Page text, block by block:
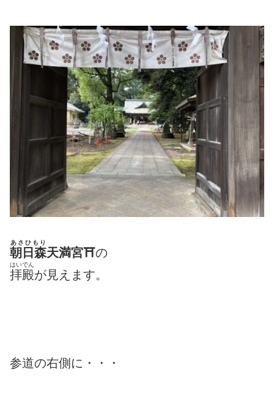
朝日森
あさひもり
天満宮⛩の
拝殿
はいでん
が見えます。
参道の右側に・・・